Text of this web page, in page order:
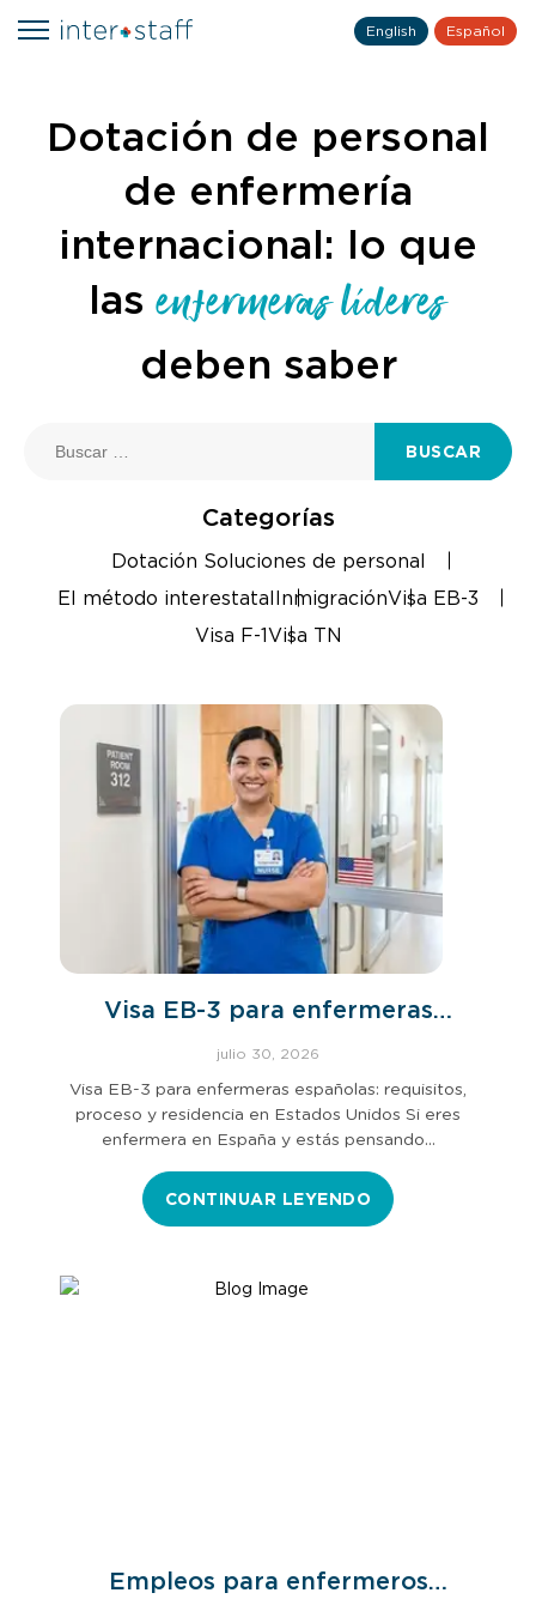
English Español
Dotación de personal
de enfermería
internacional: lo que
lasenfermeras líderes
deben saber
BUSCAR
Categorías
Dotación Soluciones de personal
El método interestatalInmigraciónVisa EB-3
Visa F-1Visa TN
Visa EB-3 para enfermeras
españolas
julio 30, 2026
Visa EB-3 para enfermeras españolas: requisitos,
proceso y residencia en Estados Unidos Si eres
enfermera en España y estás pensando…
CONTINUAR LEYENDO
Empleos para enfermeros